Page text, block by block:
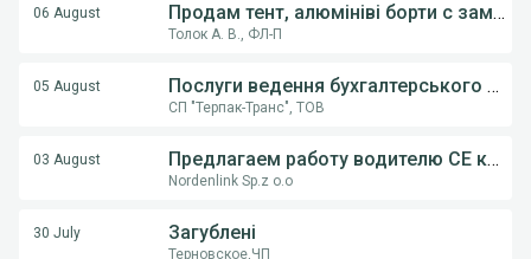
06 August Продам тент, алюмініві борти с замками, на напівпричіпи KOGEL, Krona.
Толок А. В., ФЛ-П
05 August Послуги ведення бухгалтерського обліку ФОП,ТОВ
СП "Терпак-Транс", ТОВ
03 August Предлагаем работу водителю СE категории на грузовом автовозе
Nordenlink Sp.z o.o
30 July Загублені
Терновское,ЧП